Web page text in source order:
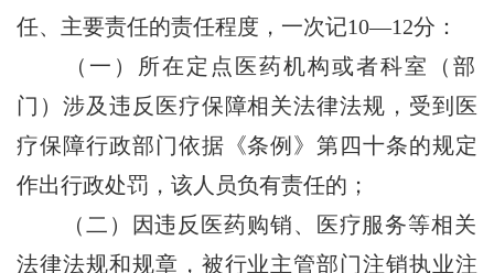
任、主要责任的责任程度，一次记10—12分：
（一）所在定点医药机构或者科室（部
门）涉及违反医疗保障相关法律法规，受到医
疗保障行政部门依据《条例》第四十条的规定
作出行政处罚，该人员负有责任的；
（二）因违反医药购销、医疗服务等相关
法律法规和规章，被行业主管部门注销执业注